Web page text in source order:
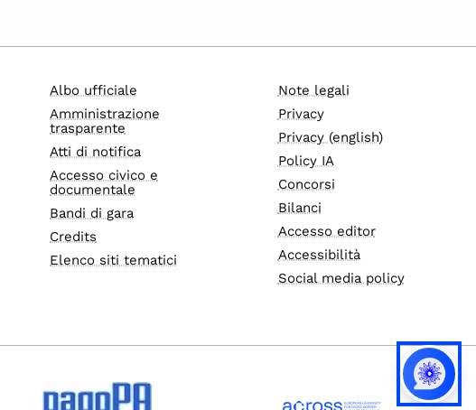
Albo ufficiale
Amministrazione
trasparente
Atti di notifica
Accesso civico e
documentale
Bandi di gara
Credits
Elenco siti tematici
Note legali
Privacy
Privacy (english)
Policy IA
Concorsi
Bilanci
Accesso editor
Accessibilità
Social media policy